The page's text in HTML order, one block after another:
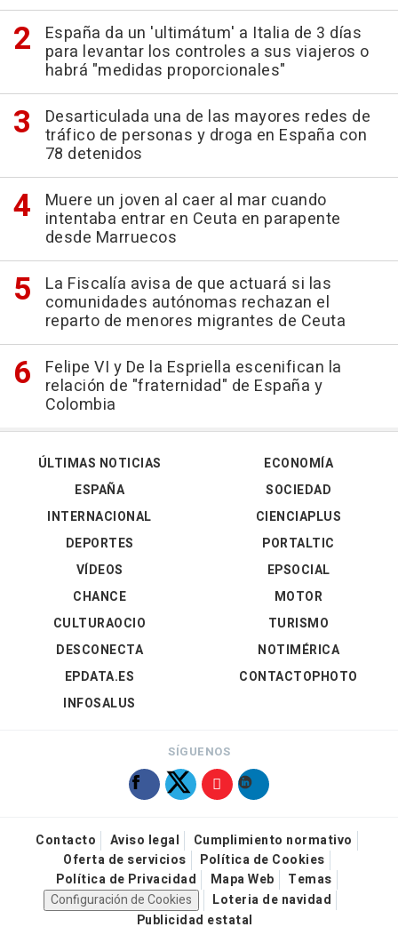
España da un 'ultimátum' a Italia de 3 días
para levantar los controles a sus viajeros o
habrá "medidas proporcionales"
Desarticulada una de las mayores redes de
tráfico de personas y droga en España con
78 detenidos
Muere un joven al caer al mar cuando
intentaba entrar en Ceuta en parapente
desde Marruecos
La Fiscalía avisa de que actuará si las
comunidades autónomas rechazan el
reparto de menores migrantes de Ceuta
Felipe VI y De la Espriella escenifican la
relación de "fraternidad" de España y
Colombia
ÚLTIMAS NOTICIAS
ESPAÑA
INTERNACIONAL
DEPORTES
VÍDEOS
ECONOMÍA
SOCIEDAD
CIENCIAPLUS
PORTALTIC
EPSOCIAL
CHANCE
CULTURAOCIO
DESCONECTA
EPDATA.ES
INFOSALUS
MOTOR
TURISMO
NOTIMÉRICA
CONTACTOPHOTO
SÍGUENOS
Contacto Aviso legal
Cumplimiento normativo
Oferta de servicios
Política de Cookies
Política de Privacidad
Mapa Web
Temas
Configuración de Cookies
Loteria de navidad
Publicidad estatal